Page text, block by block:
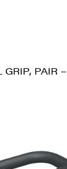
GRIP, PAIR –